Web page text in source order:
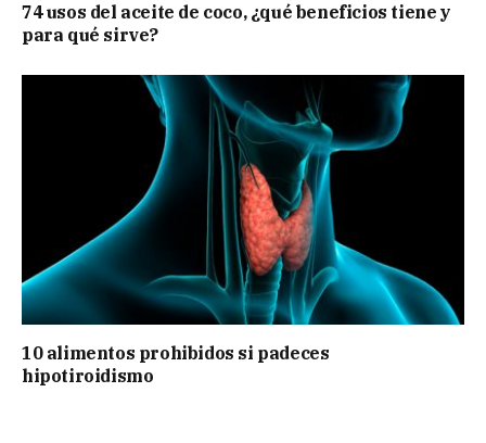
74 usos del aceite de coco, ¿qué beneficios tiene y
para qué sirve?
10 alimentos prohibidos si padeces
hipotiroidismo